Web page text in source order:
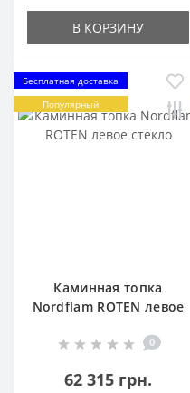
В КОРЗИНУ
Бесплатная доставка
Популярный
Каминная топка
Nordflam ROTEN левое
0
62 315 грн.